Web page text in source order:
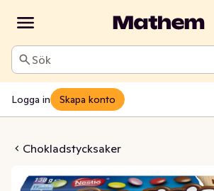
Sök
Logga in Skapa konto
Chokladstycksaker
Giant Tube